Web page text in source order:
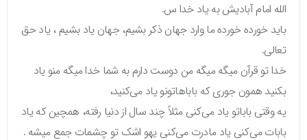
الله امام آبادیش به یاد خدا س.
باید خورده خورده ما وارد جهان ذکر بشیم، جهان یاد بشیم ، یاد حق
تعالی.
خدا تو قرآن میگه میگه من دوست دارم به شما خدا میگه منو یاد
بکنید همون جوری که باباهاتونو یاد می‌کنید،
یه وقتی باباتو یاد می‌کنی مثلاً چند سال از دنیا رفته، همچین که یاد
بابات می‌کنی یاد مادرت می‌کنی یهو اشک تو چشمات جمع میشه .